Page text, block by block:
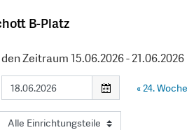
B-Platz
Zeitraum 15.06.2026 - 21.06.2026
«24. Woche